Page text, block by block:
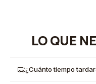
LO QUE
¿Cuánto tiempo